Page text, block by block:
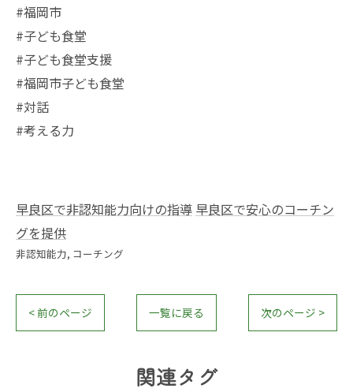
#福岡市
#子ども食堂
#子ども食堂支援
#福岡市子ども食堂
#対話
#考える力
早良区で非認知能力向けの指導 早良区で安心のコーチン
グを提供
非認知能力 コーチング
< 前のページ 一覧に戻る 次のページ >
関連タグ